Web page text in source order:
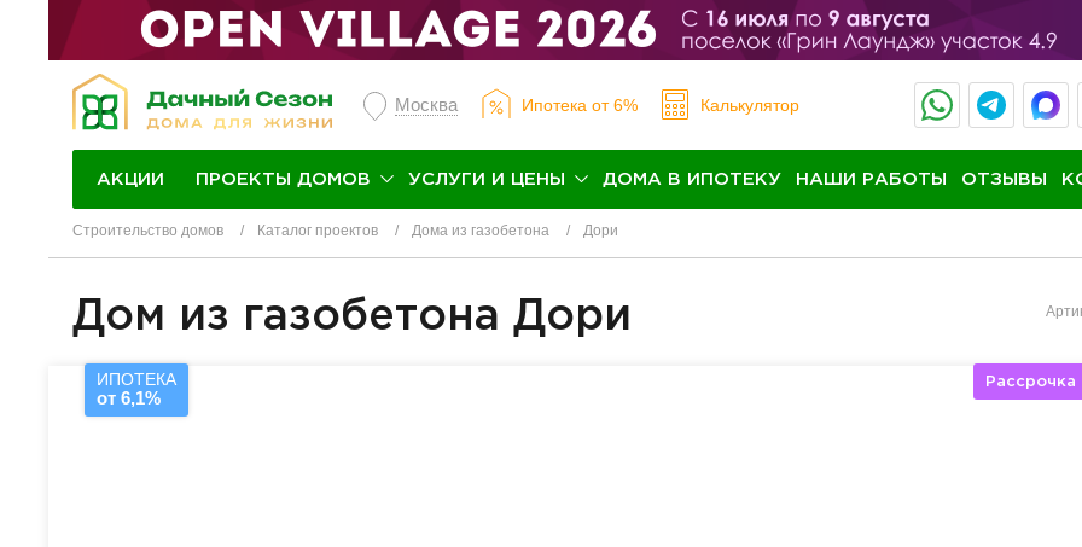
Москва Ипотека от 6% Калькулятор
АКЦИИ ПРОЕКТЫ ДОМОВ УСЛУГИ И ЦЕНЫ ДОМА В ИПОТЕКУ НАШИ РАБОТЫ ОТЗЫВЫ
Строительство домов Каталог проектов Дома из газобетона Дори
Дом из газобетона Дори
ИПОТЕКА
от 6,1%
Рассрочка